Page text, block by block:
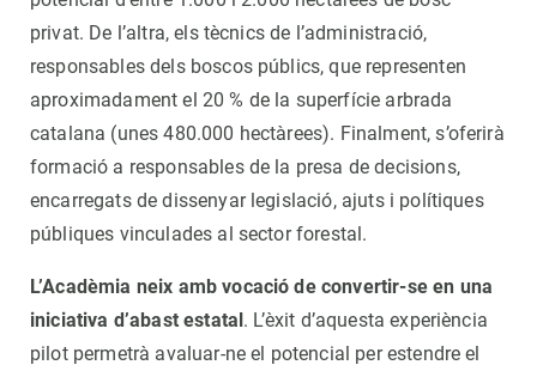
privat. De l’altra, els tècnics de l’administració,
responsables dels boscos públics, que representen
aproximadament el 20 % de la superfície arbrada
catalana (unes 480.000 hectàrees). Finalment, s’oferirà
formació a responsables de la presa de decisions,
encarregats de dissenyar legislació, ajuts i polítiques
públiques vinculades al sector forestal.
L’Acadèmia neix amb vocació de convertir-se en una
iniciativa d’abast estatal . L’èxit d’aquesta experiència
pilot permetrà avaluar-ne el potencial per estendre el